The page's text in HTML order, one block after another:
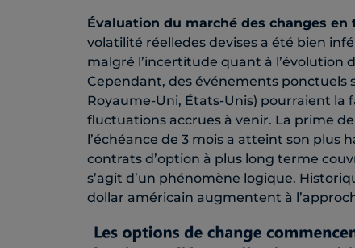
Évaluation du marché des changes
volatilité réelledes devises a été bien
malgré l’incertitude quant à l’évolution
Cependant, des événements ponctuels
Royaume-Uni, États-Unis) pourraient
fluctuations accrues à venir. La prime
l’échéance de 3 mois a atteint son plus
contrats d’option à plus long terme
s’agit d’un phénomène logique.
dollar américain augmentent à